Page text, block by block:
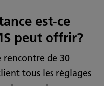
est-ce
peut offrir?
rencontre de 30
tous les réglages